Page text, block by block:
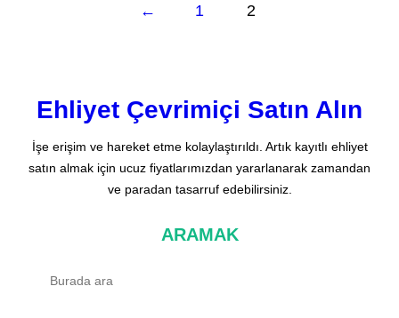
← 1 2
Ehliyet Çevrimiçi Satın Alın
İşe erişim ve hareket etme kolaylaştırıldı. Artık kayıtlı ehliyet
satın almak için ucuz fiyatlarımızdan yararlanarak zamandan
ve paradan tasarruf edebilirsiniz.
ARAMAK